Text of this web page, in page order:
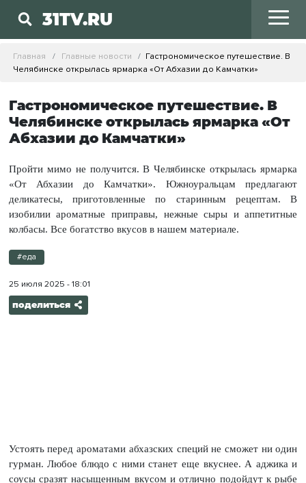
31TV.RU
Главная Главные новости
Гастрономическое путешествие. В
Челябинске открылась ярмарка «От Абхазии до Камчатки»
Гастрономическое путешествие. В
Челябинске открылась ярмарка «От
Абхазии до Камчатки»
Пройти мимо не получится. В Челябинске открылась ярмарка
«От Абхазии до Камчатки». Южноуральцам предлагают
деликатесы, приготовленные по старинным рецептам. В
изобилии ароматные приправы, нежные сыры и аппетитные
колбасы. Все богатство вкусов в нашем материале.
#еда
25 июля 2025 - 18:01
поделиться
Устоять перед ароматами абхазских специй не сможет ни один
гурман. Любое блюдо с ними станет еще вкуснее. А аджика и
соусы сразят насыщенным вкусом и отлично подойдут к рыбе